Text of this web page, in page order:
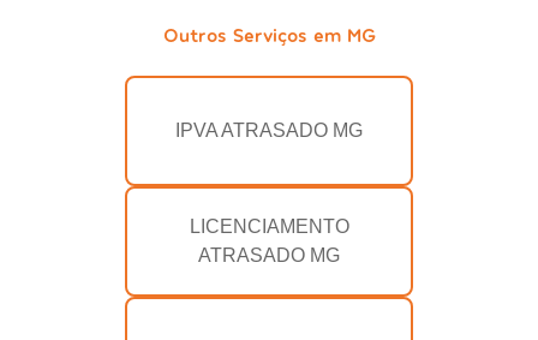
Outros Serviços em MG
IPVA ATRASADO MG
LICENCIAMENTO
ATRASADO MG